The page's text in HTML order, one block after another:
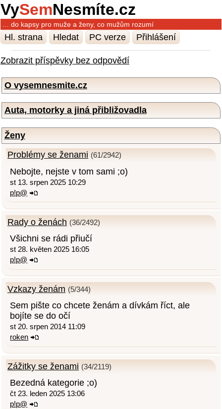
VySemNesmíte.cz
… do kapsy pro muže a ženy, co mužům rozumí
Hl. strana Hledat PC verze Přihlášení
Zobrazit příspěvky bez odpovědí
O vysemnesmite.cz
Auta, motorky a jiná přibližovadla
Ženy
Problémy se ženami (61/2942)
Nebojte, nejste v tom sami ;o)
st 13. srpen 2025 10:29
p!p@
Rady o ženách (36/2492)
Všichni se rádi přiučí
st 28. květen 2025 16:05
p!p@
Vzkazy ženám (5/344)
Sem pište co chcete ženám a dívkám říct, ale
bojíte se do očí
st 20. srpen 2014 11:09
roken
Zážitky se ženami (34/2119)
Bezedná kategorie ;o)
čt 23. leden 2025 13:06
p!p@